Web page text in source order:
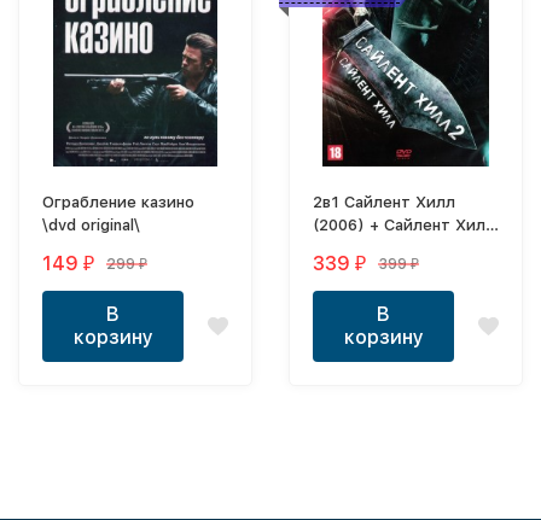
Ограбление казино
\dvd original\
149 ₽ 299₽
В
корзину
2в1 Сайлент Хилл
(2006) + Сайлент Хилл
Франция, Япония, США)
Лицензия
339 ₽ 399₽
В
корзину